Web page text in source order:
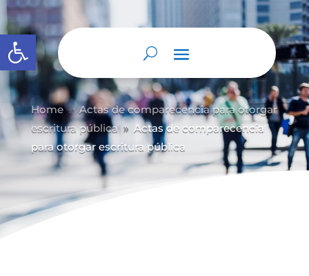
Abrir barra de herramientas
Home 9 Actas de comparecencia para otorgar
escritura pública
9 Actas de comparecencia
para otorgar escritura pública